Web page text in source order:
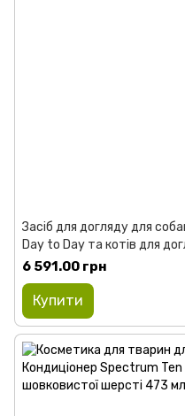
Засіб для догляду для
Day to Day та котів для
6 591.00 грн
Купити